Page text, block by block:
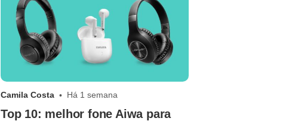
Camila Costa Há 1 semana
Top 10: melhor fone Aiwa para